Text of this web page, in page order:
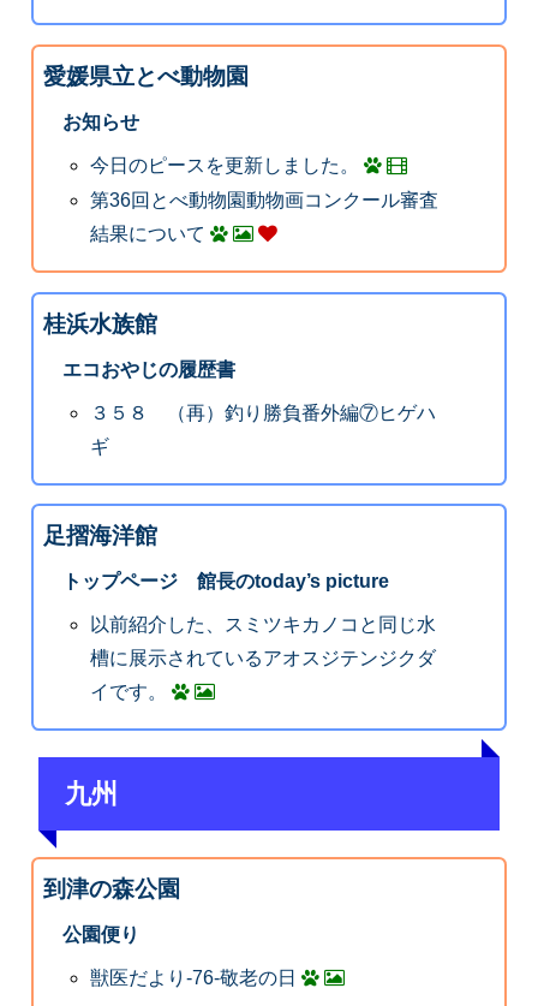
愛媛県立とべ動物園
お知らせ
今日のピースを更新しました。
第36回とべ動物園動物画コンクール審査
結果について
桂浜水族館
エコおやじの履歴書
３５８ （再）釣り勝負番外編⑦ヒゲハ
ギ
足摺海洋館
トップページ 館長のtoday’s picture
以前紹介した、スミツキカノコと同じ水
槽に展示されているアオスジテンジクダ
イです。
九州
到津の森公園
公園便り
獣医だより-76-敬老の日